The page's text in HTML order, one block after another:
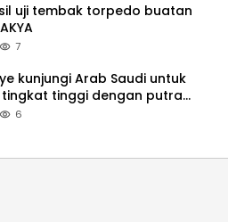
uji tembak torpedo buatan
7
kunjungi Arab Saudi untuk
tinggi dengan putra
PM Pakistan
6